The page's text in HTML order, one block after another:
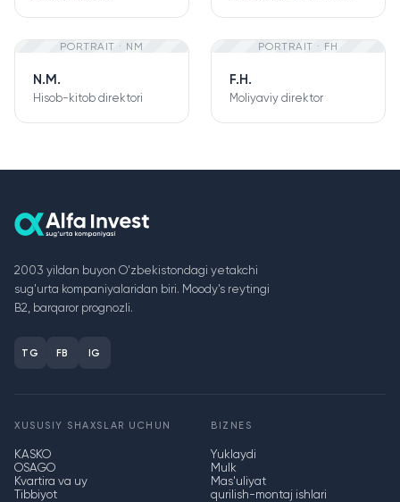
PORTRAIT · NM
N.M.
Hisob-kitob direktori
PORTRAIT · FH
F.H.
Moliyaviy direktor
2003 yildan buyon O'zbekistondagi yetakchi
sug'urta kompaniyalaridan biri. Moody's reytingi
B2, barqaror prognozli.
TG FB IG
XUSUSIY SHAXSLAR UCHUN
KASKO
OSAGO
Kvartira va uy
Tibbiyot
BIZNES
Yuklaydi
Mulk
Mas'uliyat
qurilish-montaj ishlari